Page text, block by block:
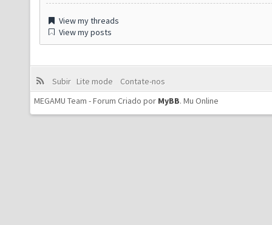
View my threads
View my posts
Subir Lite mode
Contate-nos
MEGAMU Team - Forum Criado por MyBB. Mu Online